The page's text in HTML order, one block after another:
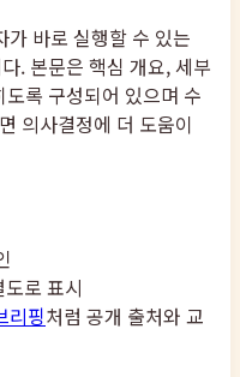
바로 실행할 수 있는
. 본문은 핵심 개요, 세부
록 구성되어 있으며 수
의사결정에 더 도움이
로 표시
리핑처럼 공개 출처와 교